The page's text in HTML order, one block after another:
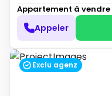
Appartement à vendre
Appeler
Exclu agenz